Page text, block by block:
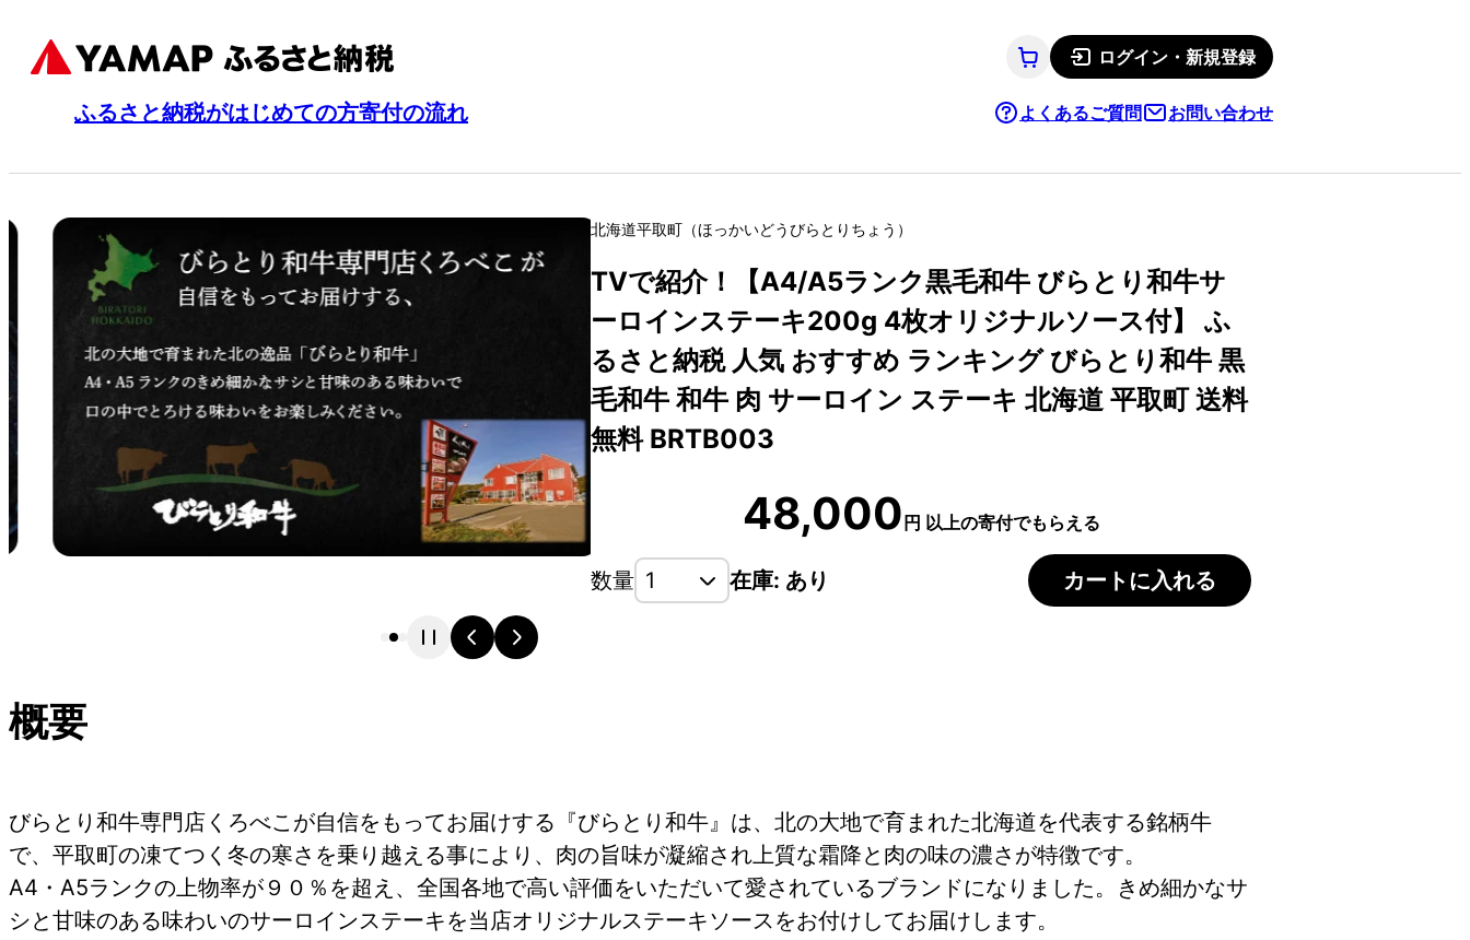
ログイン・新規登録
ふるさと納税がはじめての方寄付の流れ よくあるご質問 お問い合わせ
北海道平取町 （ほっかいどうびらとりちょう ）
TVで紹介！【A4/A5ランク黒毛和牛 びらとり和牛サ
ーロインステーキ200g 4枚オリジナルソース付】 ふ
るさと納税 人気 おすすめ ランキング びらとり和牛 黒
毛和牛 和牛 肉 サーロイン ステーキ 北海道 平取町 送料
無料 BRTB003
48,000円 以上の寄付でもらえる
数量 在庫: あり カートに入れる
概要
びらとり和牛専門店くろべこが自信をもってお届けする『びらとり和牛』は、北の大地で育まれた北海道を代表する銘柄牛
で、平取町の凍てつく冬の寒さを乗り越える事により、肉の旨味が凝縮され上質な霜降と肉の味の濃さが特徴です。
A4・A5ランクの上物率が９０％を超え、全国各地で高い評価をいただいて愛されているブランドになりました。きめ細かなサ
シと甘味のある味わいのサーロインステーキを当店オリジナルステーキソースをお付けしてお届けします。